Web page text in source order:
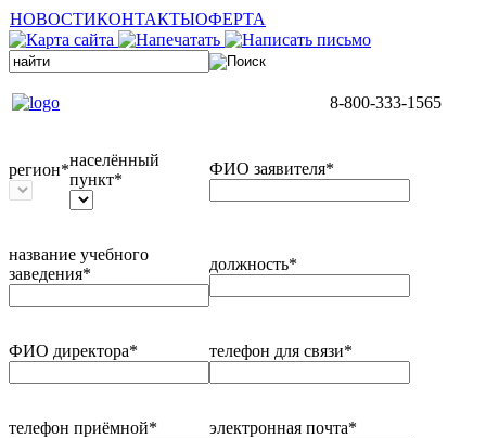
НОВОСТИКОНТАКТЫОФЕРТА
8-800-333-1565
регион*
населённый
пункт*
ФИО заявителя*
название учебного
заведения*
должность*
ФИО директора* телефон для связи*
телефон приёмной* электронная почта*